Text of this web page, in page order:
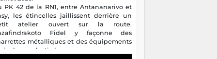
PK 42 de la RN1, entre Antananarivo et
les étincelles jaillissent derrière un
atelier ouvert sur la route.
Fidel y façonne des
métalliques et des équipements
destinés aux campagnes